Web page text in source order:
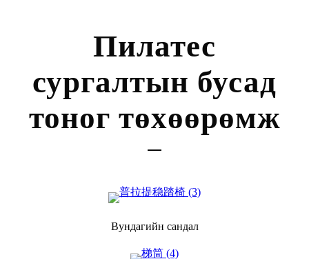
Пилатес
сургалтын бусад
тоног төхөөрөмж
Вундагийн сандал